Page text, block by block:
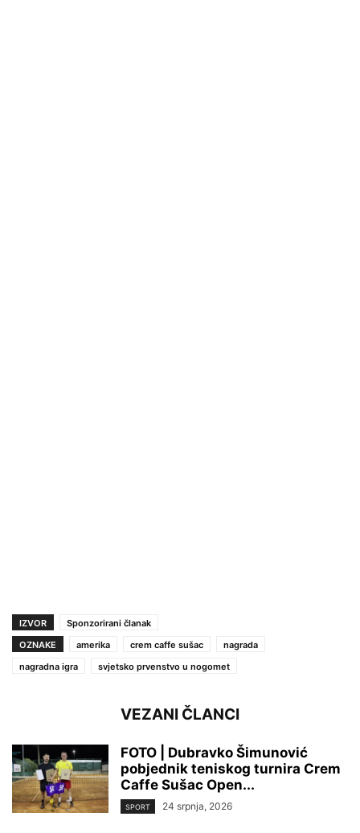
IZVOR
Sponzorirani članak
OZNAKE
amerika crem caffe sušac
nagrada
nagradna igra
svjetsko prvenstvo u nogomet
VEZANI ČLANCI
FOTO | Dubravko Šimunović
pobjednik teniskog turnira Crem
Caffe Sušac Open...
SPORT 24 srpnja, 2026